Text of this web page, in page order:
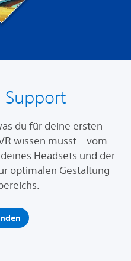
du für deine ersten
wissen musst – vom
Headsets und der
optimalen Gestaltung